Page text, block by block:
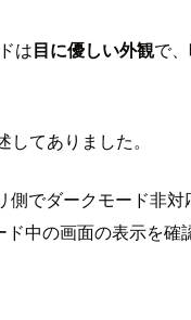
は目に優しい外観で
てありました。
でダークモード非
中の画面の表示を確